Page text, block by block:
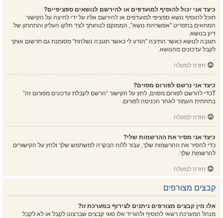
כיצד אני יכול להוסיף למועדפים או להירשם לנושאים ספציפיים?
תוכל להוסיף נושא ספציפי למועדפים או להירשם אליו על ידי לחיצה על הקישור
המתאים בתפריט "אפשרויות נושא", הממוקם לנוחותך לצד חלקו העליון והתחתון של
דיון בנושא.
תגובה לנושא כאשר התיבה "הודע לי כאשר תגובה נשלחת" מסומנת גם תרשום אותך
לקבל עדכונים מהנושא.
חזרה למעלה
כיצד אני נרשם לפורום מסוים?
Tכדי להרשם לפורום מסוים, לחץ על הקישור “הרשם לקבלת עדכונים מפורום זה”
בתחתית העמוד לאחר הכניסה לפורום.
חזרה למעלה
כיצד אני מסיר את ההרשמות שלי?
כדי להסיר את ההרשמות שלך, עבור ללוח הבקרה למשתמש שלך ולחץ על הקישורים
להרשמות שלך.
חזרה למעלה
קבצים מצורפים
אלו מין קבצים מצורפים ניתנים לצירוף במערכת זו?
מנהל המערכת רשאי להוסיף ולהוריד אלו סוגי קבצים שברצונו לקבל או לא לקבל